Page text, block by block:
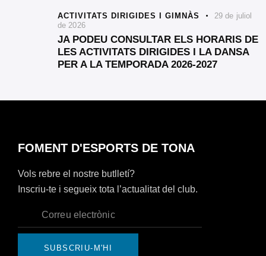
ACTIVITATS DIRIGIDES I GIMNÀS
29 de juliol
de 2026
JA PODEU CONSULTAR ELS HORARIS DE
LES ACTIVITATS DIRIGIDES I LA DANSA
PER A LA TEMPORADA 2026-2027
FOMENT D'ESPORTS DE TONA
Vols rebre el nostre butlletí?
Inscriu-te i segueix tota l’actualitat del club.
SUBSCRIU-M'HI